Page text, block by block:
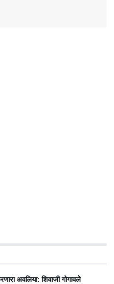
अवलिया: शिवाजी गोगावले